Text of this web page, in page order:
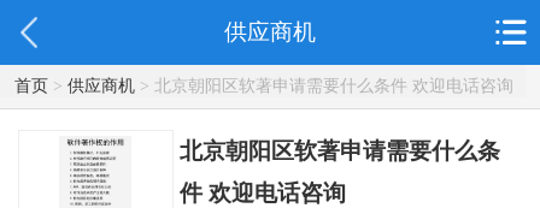
供应商机
首页> 供应商机> 北京朝阳区软著申请需要什么条件 欢迎电话咨询
北京朝阳区软著申请需要什么条
件 欢迎电话咨询